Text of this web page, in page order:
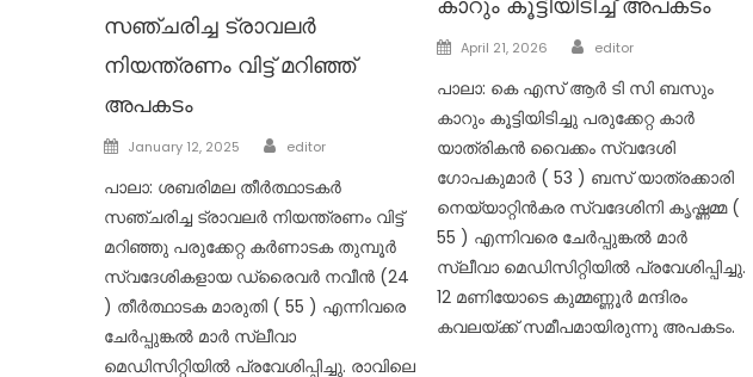
സഞ്ചരിച്ച ട്രാവലർ
നിയന്ത്രണം വിട്ട് മറിഞ്ഞ്
അപകടം
Posted
January 12, 2025 Author
editor
പാലാ: ശബരിമല തീർത്ഥാടകർ
സഞ്ചരിച്ച ട്രാവലർ നിയന്ത്രണം വിട്ട്
മറിഞ്ഞു പരുക്കേറ്റ കർണാടക തുമ്പൂർ
സ്വദേശികളായ ഡ്രൈവർ നവീൻ (24
) തീർത്ഥാടക മാരുതി ( 55 ) എന്നിവരെ
ചേർപ്പുങ്കൽ മാർ സ്ലീവാ
മെഡിസിറ്റിയിൽ പ്രവേശിപ്പിച്ചു. രാവിലെ
Posted
April 21, 2026 Author
editor
പാലാ: കെ എസ് ആർ ടി സി ബസും
കാറും കൂട്ടിയിടിച്ചു പരുക്കേറ്റ കാർ
യാത്രികൻ വൈക്കം സ്വദേശി
ഗോപകുമാർ ( 53 ) ബസ് യാത്രക്കാരി
നെയ്യാറ്റിൻകര സ്വദേശിനി കൃഷ്ണമ്മ (
55 ) എന്നിവരെ ചേർപ്പുങ്കൽ മാർ
സ്ലീവാ മെഡിസിറ്റിയിൽ പ്രവേശിപ്പിച്ചു.
12 മണിയോടെ കുമ്മണ്ണൂർ മന്ദിരം
കവലയ്ക്ക് സമീപമായിരുന്നു അപകടം.